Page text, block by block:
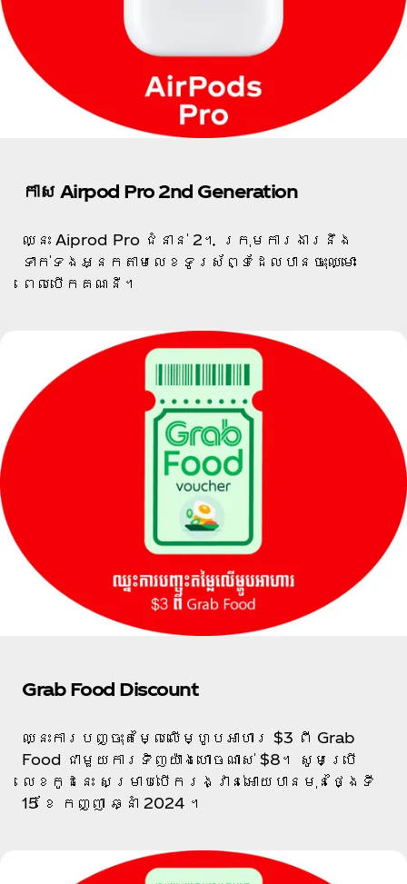
កាស Airpod Pro 2nd Generation
ឈ្នះ Aiprod Pro ជំនាន់ 2។ ក្រុមការងារនឹង
ទាក់ទងអ្នកតាមលេខទូរស័ព្ទដែលបានចុះឈ្មោះ
ពេលបើកគណនី។
Grab Food Discount
ឈ្នះការបញ្ចុះតម្លៃលើម្ហូបអាហារ $3 ពី Grab
Food ជាមួយការទិញយ៉ាងហោចណាស់ $8។​ សូមប្រើ
លេខកូដ​នេះ សម្រាប់បើករង្វាន់អោយបានមុនថ្ងៃទី
15 ខែ កញ្ញា ឆ្នាំ 2024 ។